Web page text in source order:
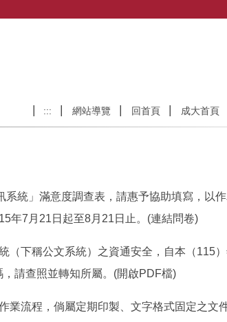
:::
網站導覽 回首頁 成大首頁
系統」滿意度調查表，請惠予協助填寫，以
年7月21日起至8月21日止。(連結問卷)
（下稱公文系統）之資通安全，自本（115
請查照並轉知所屬。(開啟PDF檔)
業流程，倘屬定期印製、文字格式固定之文